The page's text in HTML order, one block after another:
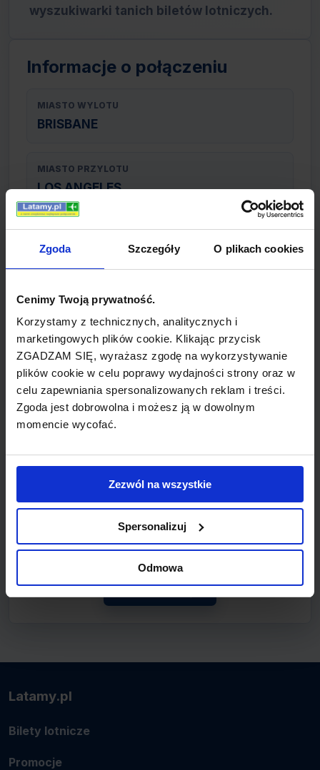
Zgoda Szczegóły O plikach cookies
Cenimy Twoją prywatność.
Korzystamy z technicznych, analitycznych i
marketingowych plików cookie. Klikając przycisk
ZGADZAM SIĘ, wyrażasz zgodę na wykorzystywanie
plików cookie w celu poprawy wydajności strony oraz w
celu zapewniania spersonalizowanych reklam i treści.
Zgoda jest dobrowolna i możesz ją w dowolnym
momencie wycofać.
Zezwól na wszystkie
Spersonalizuj
Odmowa
wyszukiwarki tanich biletów lotniczych.
Informacje o połączeniu
MIASTO WYLOTU
BRISBANE
MIASTO PRZYLOTU
LOS ANGELES
TYP POŁĄCZENIA
bezpośrednie
REZERWACJA
online lub telefoniczna
PŁATNOŚĆ
przelew, gotówka, karta
LINIA LOTNICZA
American Airlines
lotnicze.
Latamy.pl
Bilety lotnicze
Promocje